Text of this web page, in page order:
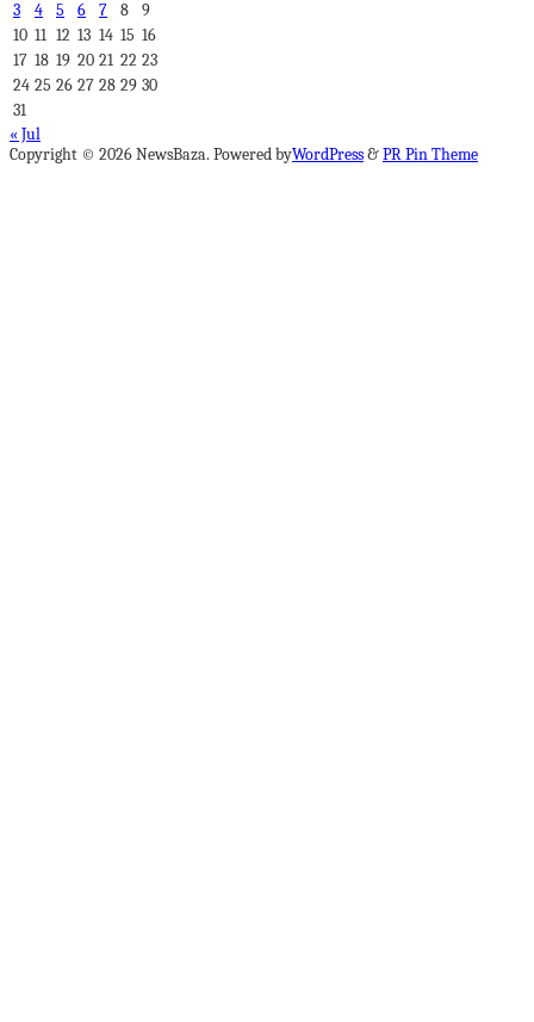
3
4 5 6 7 8
9
10 11 12 13 14 15 16
17 18 19 20 21 22 23
24 25 26 27 28 29 30
31
« Jul
Copyright © 2026 NewsBaza. Powered byWordPress&PR Pin Theme